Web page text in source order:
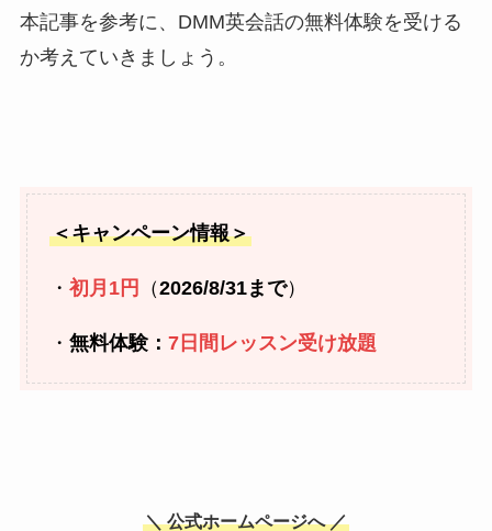
本記事を参考に、DMM英会話の無料体験を受ける
か考えていきましょう。
＜キャンペーン情報＞
・ 初月1円 （2026/8/31まで）
・ 無料体験： 7日間レッスン受け放題
＼ 公式ホームページへ ／